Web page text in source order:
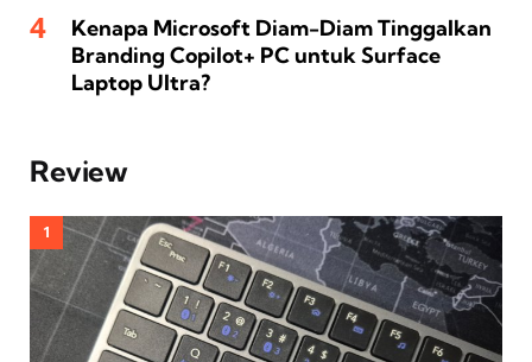
Kenapa Microsoft Diam-Diam Tinggalkan
Branding Copilot+ PC untuk Surface
Laptop Ultra?
Review